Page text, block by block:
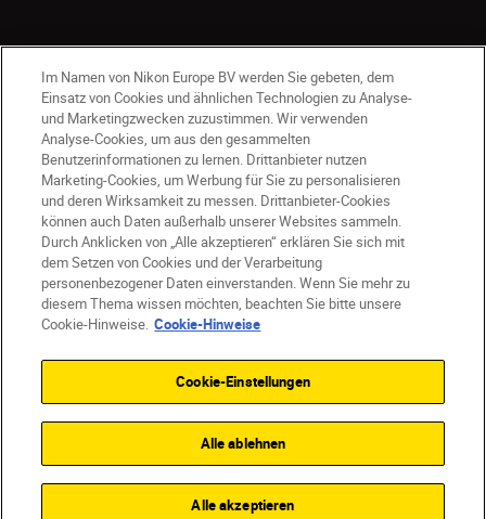
AT Nikon Sites
Kontaktieren Sie uns
Datenschutzhinweis
Nutzungsbedingungen
Geschäftsbedingungen des Nikon Stores
Cookie-Hinweise
Barrierefreiheit
Cookie-Einstellungen
Im Namen von Nikon Europe BV werden Sie gebeten, dem
Einsatz von Cookies und ähnlichen Technologien zu Analyse-
und Marketingzwecken zuzustimmen. Wir verwenden
Analyse-Cookies, um aus den gesammelten
Benutzerinformationen zu lernen. Drittanbieter nutzen
Marketing-Cookies, um Werbung für Sie zu personalisieren
und deren Wirksamkeit zu messen. Drittanbieter-Cookies
können auch Daten außerhalb unserer Websites sammeln.
Durch Anklicken von „Alle akzeptieren“ erklären Sie sich mit
dem Setzen von Cookies und der Verarbeitung
personenbezogener Daten einverstanden. Wenn Sie mehr zu
diesem Thema wissen möchten, beachten Sie bitte unsere
Cookie-Hinweise. Cookie-Hinweise
Cookie-Einstellungen
Alle ablehnen
Alle akzeptieren